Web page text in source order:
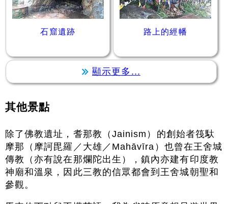
石窟遺跡 路上的經幡
顯示更多...
其他景點
除了佛教遺址，耆那教（Jainism）的創始者筏馱
摩那（摩訶毘羅／大雄／Mahāvīra）也曾在王舍城
傳教（亦有說在那爛陀出生），鎮內亦建有印度教
神廟和溫泉，因此三教的信眾都會到王舍城朝聖和
參觀。